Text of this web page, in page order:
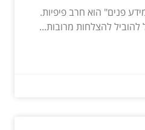
פנים" הוא חרב פיפיות.
להצלחות מרובות...